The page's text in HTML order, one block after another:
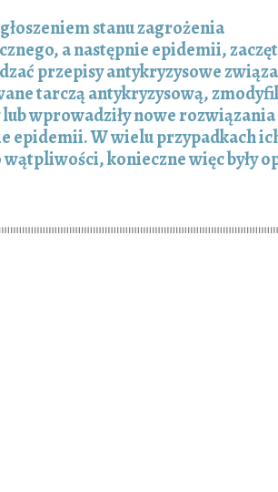
stanu zagrożenia
a następnie epidemii,
przepisy antykryzysowe
tarczą antykryzysową,
wprowadziły nowe rozwiązania
epidemii. W wielu przypadkach
konieczne więc były